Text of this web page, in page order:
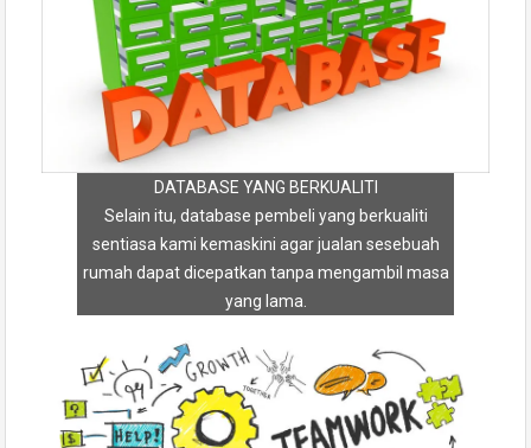
DATABASE YANG BERKUALITI
Selain itu, database pembeli yang berkualiti
sentiasa kami kemaskini agar jualan sesebuah
rumah dapat dicepatkan tanpa mengambil masa
yang lama.